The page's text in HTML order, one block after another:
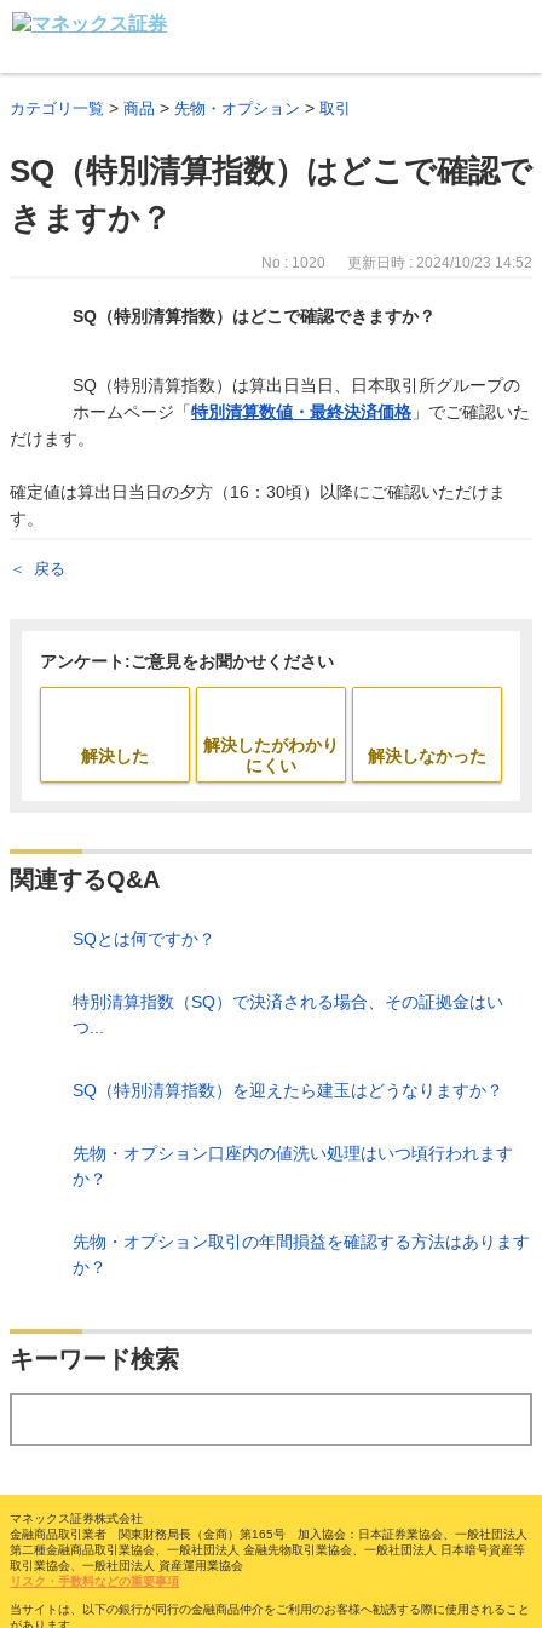
カテゴリ一覧 > 商品 > 先物・オプション > 取引
SQ（特別清算指数）はどこで確認で
きますか？
No : 1020 更新日時 : 2024/10/23 14:52
SQ（特別清算指数）はどこで確認できますか？
SQ（特別清算指数）は算出日当日、日本取引所グループの
ホームページ「特別清算数値・最終決済価格 」でご確認いた
だけます。
確定値は算出日当日の夕方（16：30頃）以降にご確認いただけま
す。
戻る
アンケート:ご意見をお聞かせください
解決した
解決したがわかり
にくい
解決しなかった
関連するQ&A
SQとは何ですか？
特別清算指数（SQ）で決済される場合、その証拠金はい
つ...
SQ（特別清算指数）を迎えたら建玉はどうなりますか？
先物・オプション口座内の値洗い処理はいつ頃行われます
か？
先物・オプション取引の年間損益を確認する方法はあります
か？
キーワード検索
マネックス証券株式会社
金融商品取引業者 関東財務局長（金商）第165号 加入協会：日本証券業協会、一般社団法人
第二種金融商品取引業協会、一般社団法人 金融先物取引業協会、一般社団法人 日本暗号資産等
取引業協会、一般社団法人 資産運用業協会
リスク・手数料などの重要事項
当サイトは、以下の銀行が同行の金融商品仲介をご利用のお客様へ勧誘する際に使用されること
があります。